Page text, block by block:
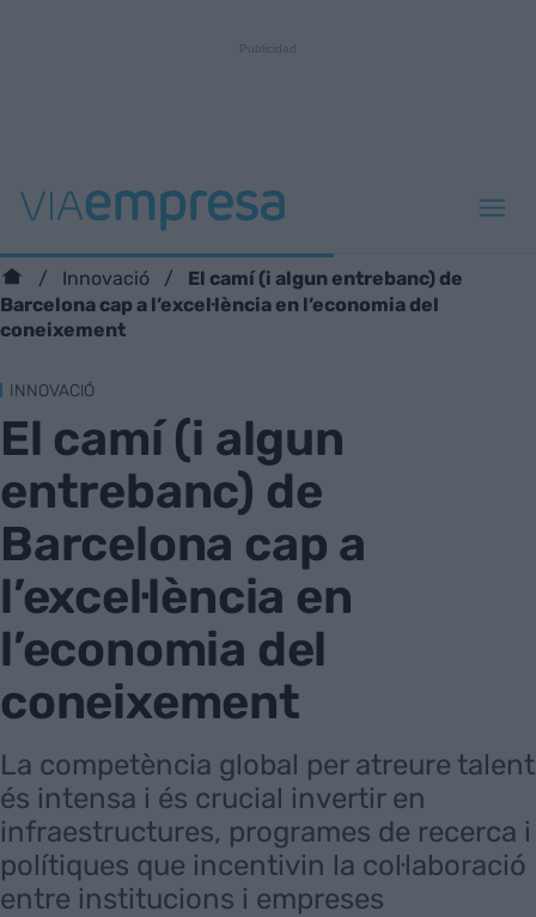
Innovació
El camí (i algun entrebanc) de
Barcelona cap a l’excel·lència en l’economia del
coneixement
INNOVACIÓ
El camí (i algun
entrebanc) de
Barcelona cap a
l’excel·lència en
l’economia del
coneixement
La competència global per atreure talent
és intensa i és crucial invertir en
infraestructures, programes de recerca i
polítiques que incentivin la col·laboració
entre institucions i empreses